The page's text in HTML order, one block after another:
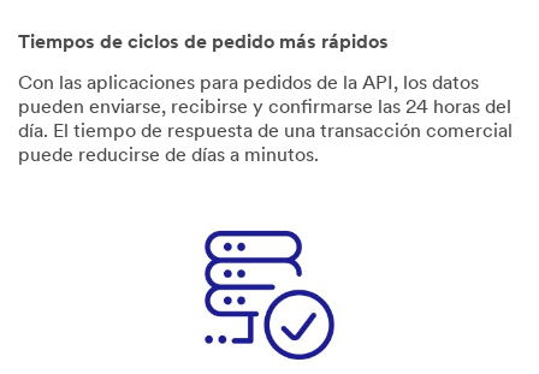
Tiempos de ciclos de pedido más rápidos
Con las aplicaciones para pedidos de la API, los datos
pueden enviarse, recibirse y confirmarse las 24 horas del
día. El tiempo de respuesta de una transacción comercial
puede reducirse de días a minutos.